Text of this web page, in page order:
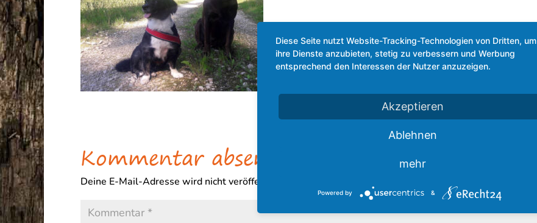
Kommentar absenden
Deine E-Mail-Adresse wird nicht veröffentlicht.
Diese Seite nutzt Website-Tracking-Technologien von Dritten, um
ihre Dienste anzubieten, stetig zu verbessern und Werbung
entsprechend den Interessen der Nutzer anzuzeigen.
Akzeptieren
Ablehnen
mehr
Powered by &